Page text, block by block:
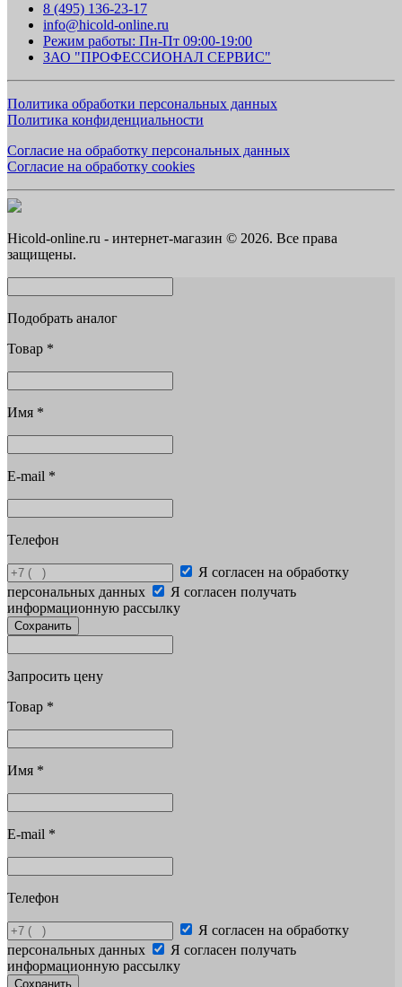
8 (495) 136-23-17
info@hicold-online.ru
Режим работы: Пн-Пт 09:00-19:00
ЗАО "ПРОФЕССИОНАЛ СЕРВИС"
Политика обработки персональных данных
Политика конфиденциальности
Согласие на обработку персональных данных
Согласие на обработку cookies
Hicold-online.ru - интернет-магазин © 2026. Все права
защищены.
Подобрать аналог
Товар *
Имя *
E-mail *
Телефон
Я согласен на обработку
персональных данных
Я согласен получать
информационную рассылку
Сохранить
Запросить цену
Товар *
Имя *
E-mail *
Телефон
Я согласен на обработку
персональных данных
Я согласен получать
информационную рассылку
Сохранить